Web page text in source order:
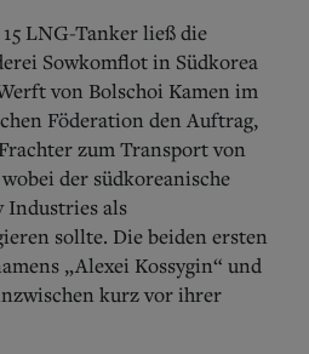
LNG-Tanker ließ die
Sowkomflot in Südkorea
von Bolschoi Kamen im
Föderation den Auftrag,
zum Transport von
der südkoreanische
Industries als
sollte. Die beiden ersten
„Alexei Kossygin“ und
kurz vor ihrer